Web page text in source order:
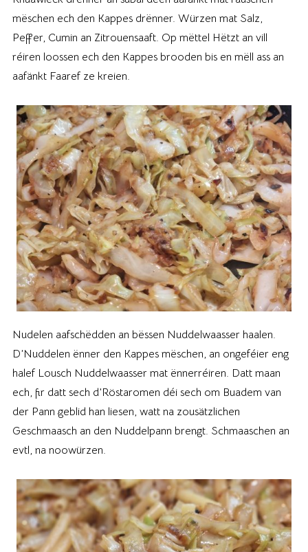
mëschen ech den Kappes drënner. Würzen mat Salz,
Peffer, Cumin an Zitrouensaaft. Op mëttel Hëtzt an vill
réiren loossen ech den Kappes brooden bis en mëll ass an
aafänkt Faaref ze kreien.
Nudelen aafschëdden an bëssen Nuddelwaasser haalen.
D’Nuddelen ënner den Kappes mëschen, an ongeféier eng
halef Lousch Nuddelwaasser mat ënnerréiren. Datt maan
ech, fir datt sech d’Röstaromen déi sech om Buadem van
der Pann geblid han liesen, watt na zousätzlichen
Geschmaasch an den Nuddelpann brengt. Schmaaschen an
evtl, na noowürzen.